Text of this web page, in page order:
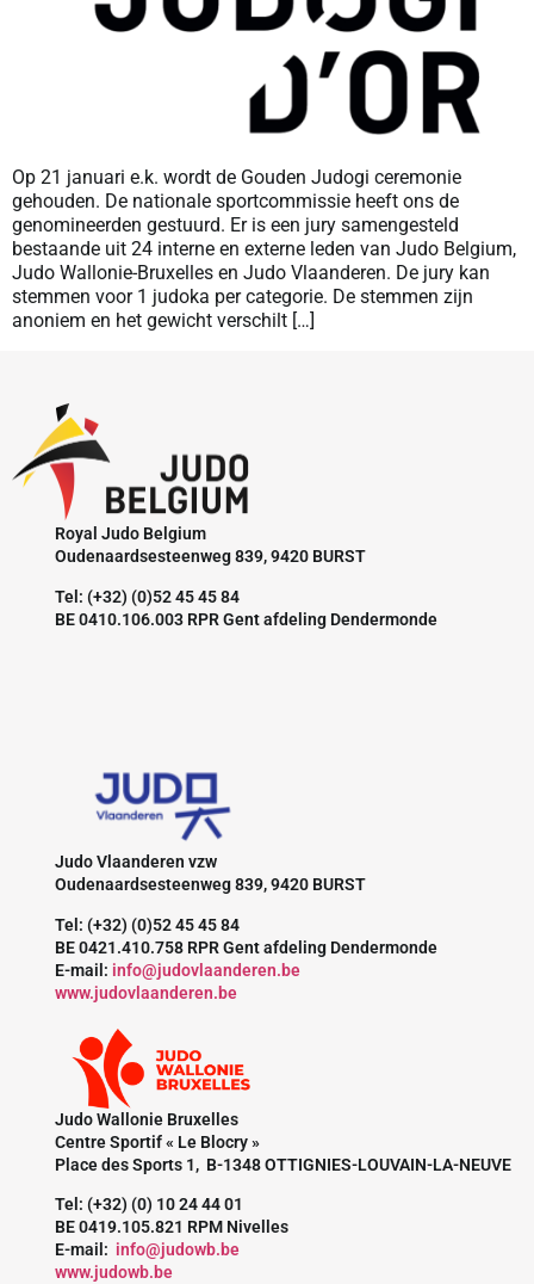
Op 21 januari e.k. wordt de Gouden Judogi ceremonie
gehouden. De nationale sportcommissie heeft ons de
genomineerden gestuurd. Er is een jury samengesteld
bestaande uit 24 interne en externe leden van Judo Belgium,
Judo Wallonie-Bruxelles en Judo Vlaanderen. De jury kan
stemmen voor 1 judoka per categorie. De stemmen zijn
anoniem en het gewicht verschilt […]
Royal Judo Belgium
Oudenaardsesteenweg 839, 9420 BURST
Tel: (+32) (0)52 45 45 84
BE 0410.106.003 RPR Gent afdeling Dendermonde
Judo Vlaanderen vzw
Oudenaardsesteenweg 839, 9420 BURST
Tel: (+32) (0)52 45 45 84
BE 0421.410.758 RPR Gent afdeling Dendermonde
E-mail: info@judovlaanderen.be
www.judovlaanderen.be
Judo Wallonie Bruxelles
Centre Sportif « Le Blocry »
Place des Sports 1, B-1348 OTTIGNIES-LOUVAIN-LA-NEUVE
Tel: (+32) (0) 10 24 44 01
BE 0419.105.821 RPM Nivelles
E-mail: info@judowb.be
www.judowb.be